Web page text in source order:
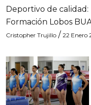
Deportivo de
Formación Lobos
Cristopher Trujillo / 22 Enero